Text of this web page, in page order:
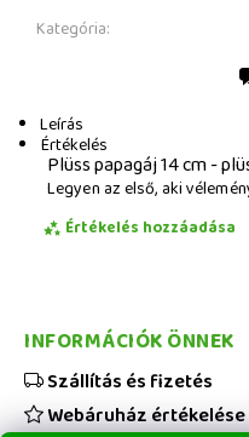
Kategória:
Leírás
Értékelés
Plüss papagáj 14 cm -
Legyen az első, aki
Értékelés hozzáadása
INFORMÁCIÓK ÖNNEK
Szállítás és fizetés
Webáruház értékelése